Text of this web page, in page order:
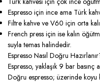
Espresso için ince ama Türk
Filtre kahve ve V60 için orta
French press için ise kalın
suyla temas halindedir.
Espresso Nasıl Doğru
Espresso, yaklaşık 9 bar basınç
Doğru espresso; üzerinde